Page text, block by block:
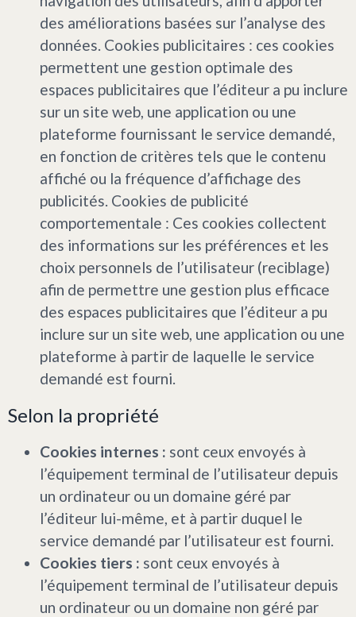
des améliorations basées sur l’analyse des
données. Cookies publicitaires : ces cookies
permettent une gestion optimale des
espaces publicitaires que l’éditeur a pu inclure
sur un site web, une application ou une
plateforme fournissant le service demandé,
en fonction de critères tels que le contenu
affiché ou la fréquence d’affichage des
publicités. Cookies de publicité
comportementale : Ces cookies collectent
des informations sur les préférences et les
choix personnels de l’utilisateur (reciblage)
afin de permettre une gestion plus efficace
des espaces publicitaires que l’éditeur a pu
inclure sur un site web, une application ou une
plateforme à partir de laquelle le service
demandé est fourni.
Selon la propriété
Cookies internes : sont ceux envoyés à
l’équipement terminal de l’utilisateur depuis
un ordinateur ou un domaine géré par
l’éditeur lui-même, et à partir duquel le
service demandé par l’utilisateur est fourni.
Cookies tiers : sont ceux envoyés à
l’équipement terminal de l’utilisateur depuis
un ordinateur ou un domaine non géré par